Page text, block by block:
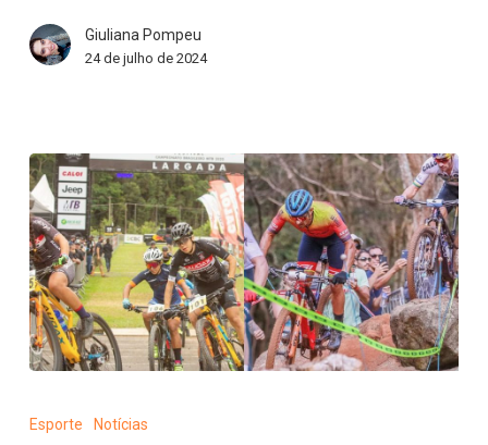
registra
33%
em
2024
Giuliana Pompeu
24 de julho de 2024
(SP)
Esporte Notícias